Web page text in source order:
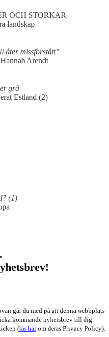
OCH STORKAR
landskap
åter missförstått”
Arendt
grå
Estland (2)
(1)
går du med på att denna webbplats
kommande nyhetsbrev till dig.
(läs härom deras Privacy Policy).